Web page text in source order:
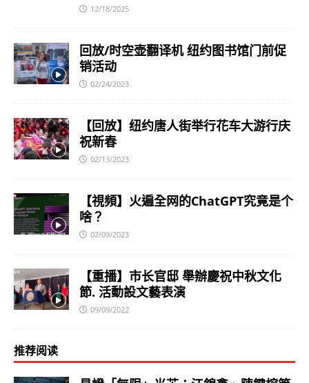
12/18/2025
回放/时空壶翻译机 纽约图书馆门前促
销活动
02/24/2023
【回放】纽约唐人街举行花车大游行庆
祝新春
02/13/2023
【視頻】火遍全网的ChatGPT究竟是个
啥？
02/09/2023
【重播】市长官邸 舉辦慶祝中秋文化
節. 活動設文藝表演
09/09/2022
推荐阅读